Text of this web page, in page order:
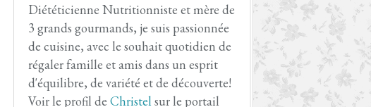
Diététicienne Nutritionniste et mère de
3 grands gourmands, je suis passionnée
de cuisine, avec le souhait quotidien de
régaler famille et amis dans un esprit
d'équilibre, de variété et de découverte!
Voir le profil de Christel sur le portail